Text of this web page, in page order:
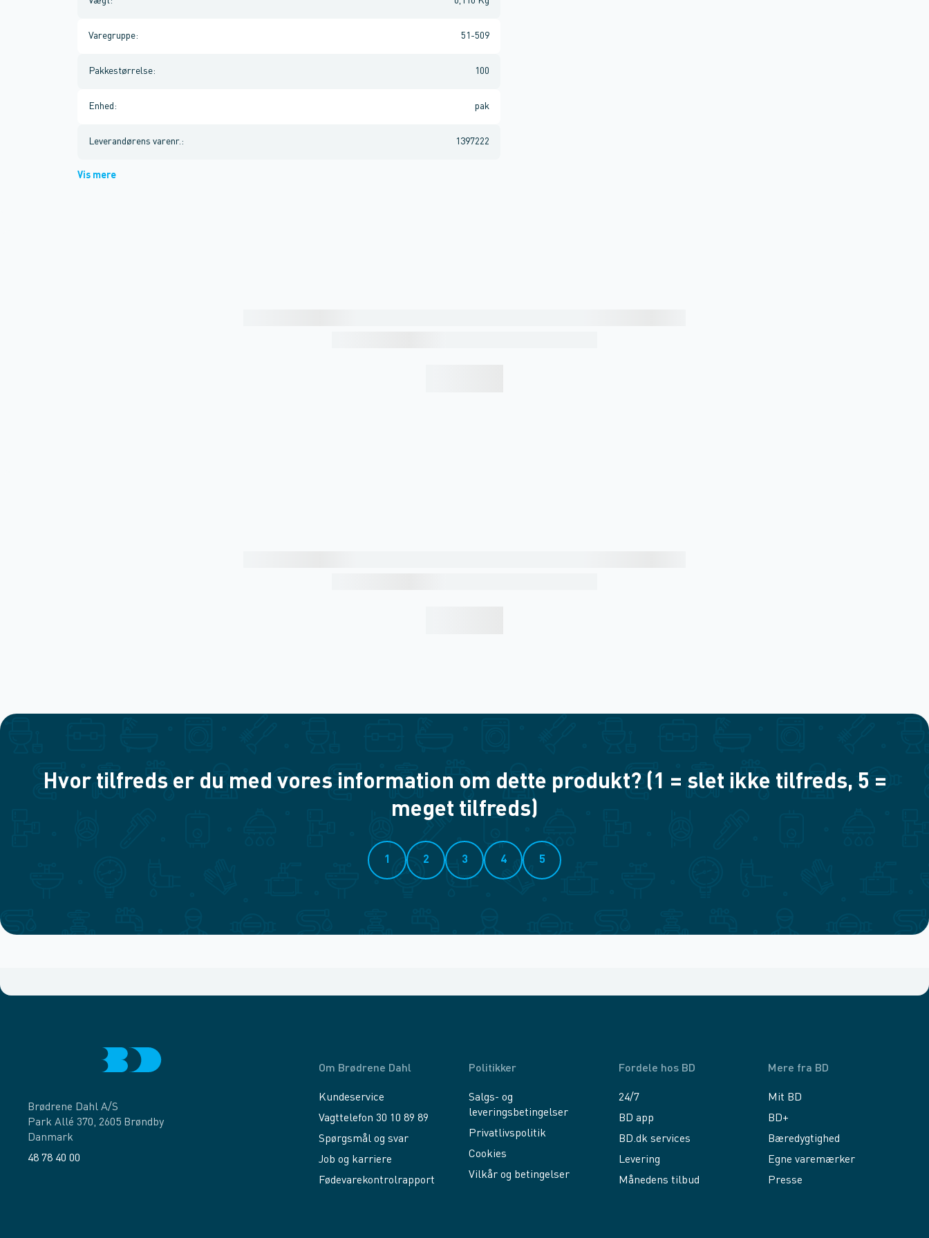
Varegruppe: 51-509
Pakkestørrelse: 100
Enhed : pak
Leverandørens varenr. : 1397222
Vis mere
Hvor tilfreds er du med vores information om dette produkt? (1 = slet ikke tilfreds, 5 =
meget tilfreds)
1 2 3 4 5
Brødrene Dahl A/S
Park Allé 370, 2605 Brøndby
Danmark
48 78 40 00
Om Brødrene Dahl
Kundeservice
Vagttelefon 30 10 89 89
Spørgsmål og svar
Job og karriere
Fødevarekontrolrapport
Politikker
Salgs- og
leveringsbetingelser
Privatlivspolitik
Cookies
Vilkår og betingelser
Fordele hos BD
24/7
BD app
BD.dk services
Levering
Månedens tilbud
Mere fra BD
Mit BD
BD+
Bæredygtighed
Egne varemærker
Presse